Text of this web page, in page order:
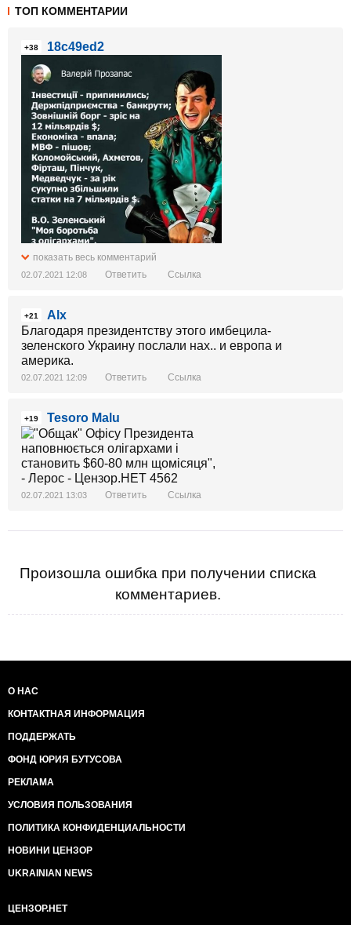
ТОП КОММЕНТАРИИ
+38 18c49ed2
показать весь комментарий
02.07.2021 12:08 Ответить Ссылка
+21
Alx
Благодаря президентству этого имбецила-
зеленского Украину послали нах.. и европа и
америка.
02.07.2021 12:09 Ответить Ссылка
+19 Tesoro Malu
02.07.2021 13:03 Ответить Ссылка
Произошла ошибка при получении списка
комментариев.
О НАС
КОНТАКТНАЯ ИНФОРМАЦИЯ
ПОДДЕРЖАТЬ
ФОНД ЮРИЯ БУТУСОВА
РЕКЛАМА
УСЛОВИЯ ПОЛЬЗОВАНИЯ
ПОЛИТИКА КОНФИДЕНЦИАЛЬНОСТИ
НОВИНИ ЦЕНЗОР
UKRAINIAN NEWS
ЦЕНЗОР.НЕТ